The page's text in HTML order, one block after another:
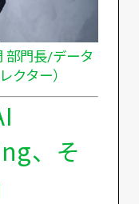
部門長/データ
クター）
、そ